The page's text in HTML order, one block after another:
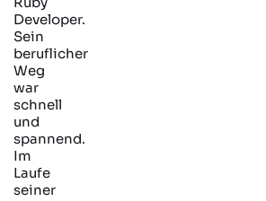
Developer.
Sein
beruflicher
Weg
war
schnell
und
spannend.
Im
Laufe
seiner